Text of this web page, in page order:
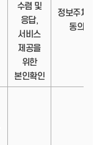
수렴 및
응답,
서비스
제공을
위한
본인확인
정보주체의
동의